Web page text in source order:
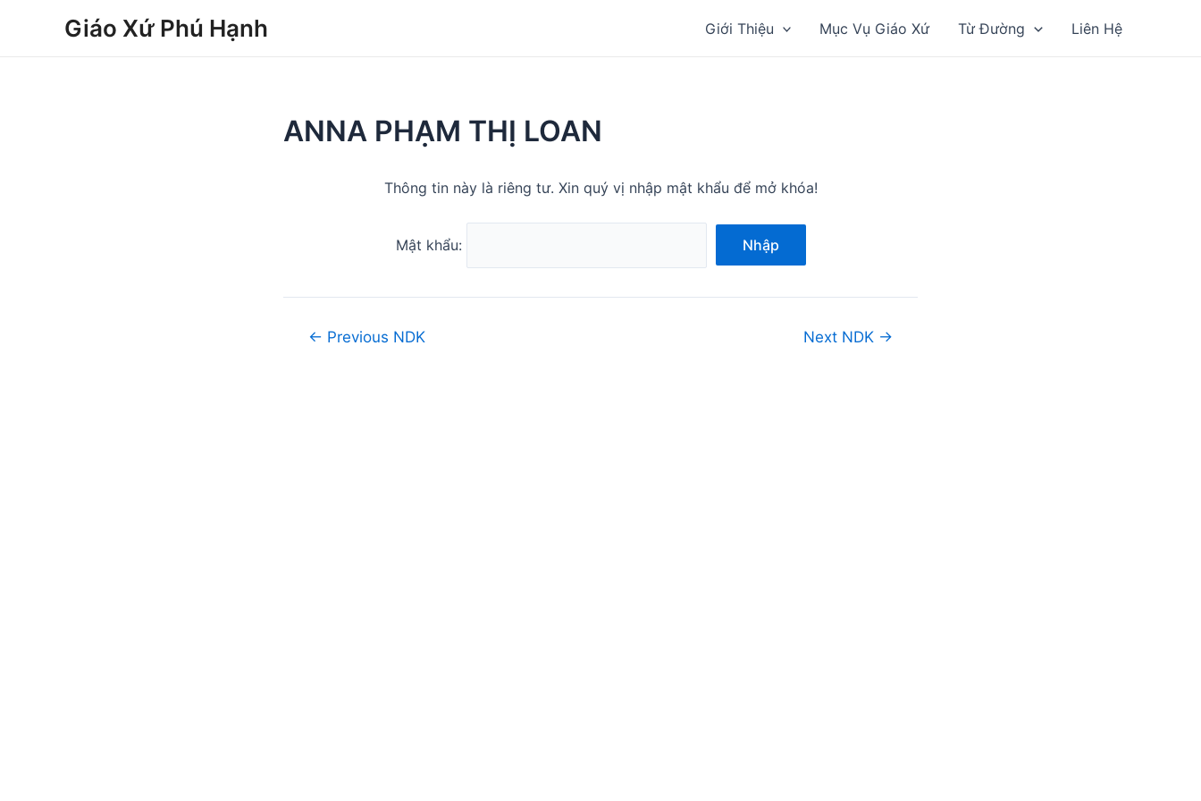
Giáo Xứ Phú Hạnh Giới Thiệu Mục Vụ Giáo Xứ Từ Đường Liên Hệ
ANNA PHẠM THỊ LOAN
Thông tin này là riêng tư. Xin quý vị nhập mật khẩu để mở khóa!
Mật khẩu: Nhập
← Previous NDK Next NDK →